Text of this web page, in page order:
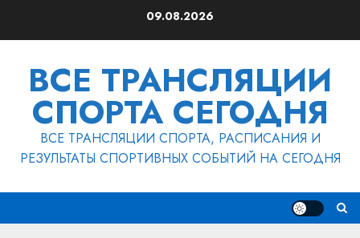
09.08.2026
ВСЕ ТРАНСЛЯЦИИ
СПОРТА СЕГОДНЯ
ВСЕ ТРАНСЛЯЦИИ СПОРТА, РАСПИСАНИЯ И
РЕЗУЛЬТАТЫ СПОРТИВНЫХ СОБЫТИЙ НА СЕГОДНЯ